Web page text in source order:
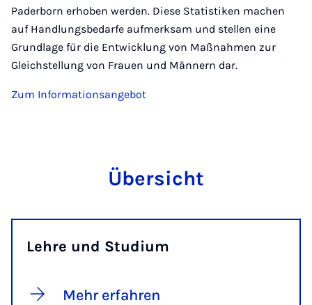
Paderborn erhoben werden. Diese Statistiken machen
auf Handlungsbedarfe aufmerksam und stellen eine
Grundlage für die Entwicklung von Maßnahmen zur
Gleichstellung von Frauen und Männern dar.
Zum Informationsangebot
Übersicht
Lehre und Studium
Mehr erfahren